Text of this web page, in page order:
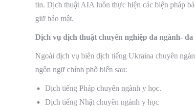
tin. Dịch thuật AIA luôn thực hiện các biện pháp
giữ bảo mật.
Dịch vụ dịch thuật chuyên nghiệp đa ngành-
Ngoài dịch vụ biên dịch tiếng Ukraina chuyên
ngôn ngữ chính phổ biến sau:
Dịch tiếng Pháp chuyên ngành y học.
Dịch tiếng Nhật chuyên ngành y học